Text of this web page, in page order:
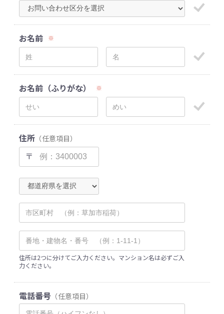
お名前 ※
お名前（ふりがな） ※
住所 （任意項目）
〒
住所は2つに分けてご入力ください。マンション名は必ずご入
力ください。
電話番号 （任意項目）